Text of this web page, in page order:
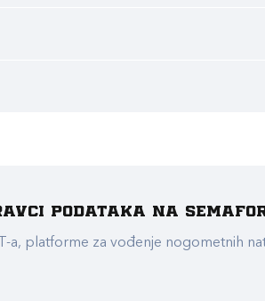
podataka na
a, platforme za vođenje nogometnih